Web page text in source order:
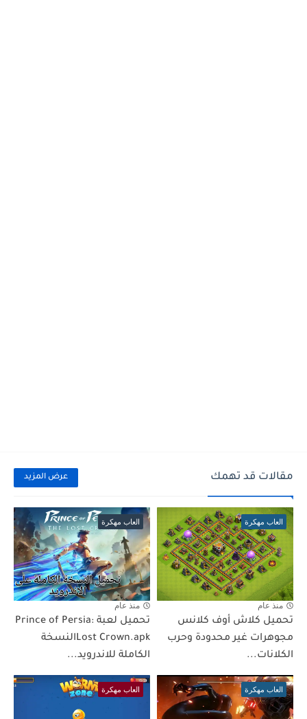
مقالات قد تهمك عرض المزيد
العاب مهكرة
منذ عام
تحميل كلاش أوف كلانس
مجوهرات غير محدودة وحرب
الكلانات...
العاب مهكرة
منذ عام
تحميل لعبة Prince of Persia:
Lost Crown.apkالنسخة
الكاملة للاندرويد...
العاب مهكرة العاب مهكرة